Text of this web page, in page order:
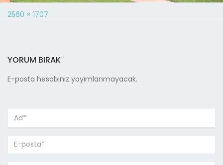
2560 × 1707
YORUM BIRAK
E-posta hesabınız yayımlanmayacak.